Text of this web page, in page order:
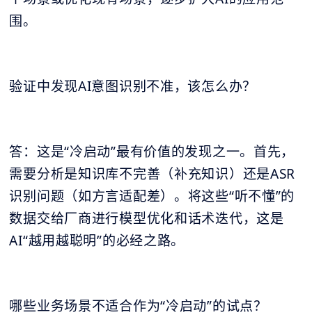
围。
验证中发现AI意图识别不准，该怎么办？
答：这是“冷启动”最有价值的发现之一。首先，
需要分析是知识库不完善（补充知识）还是ASR
识别问题（如方言适配差）。将这些“听不懂”的
数据交给厂商进行模型优化和话术迭代，这是
AI“越用越聪明”的必经之路。
哪些业务场景不适合作为“冷启动”的试点？